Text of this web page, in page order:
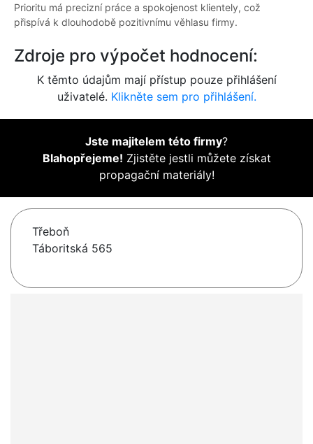
Prioritu má precizní práce a spokojenost klientely, což
přispívá k dlouhodobě pozitivnímu věhlasu firmy.
Zdroje pro výpočet hodnocení:
K těmto údajům mají přístup pouze přihlášení
uživatelé. Klikněte sem pro přihlášení.
Jste majitelem této firmy?
Blahopřejeme! Zjistěte jestli můžete získat
propagační materiály!
Třeboň
Táboritská 565